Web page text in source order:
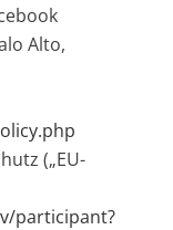
Alto,
(„EU-
participant?